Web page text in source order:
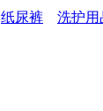
纸尿裤 洗护用